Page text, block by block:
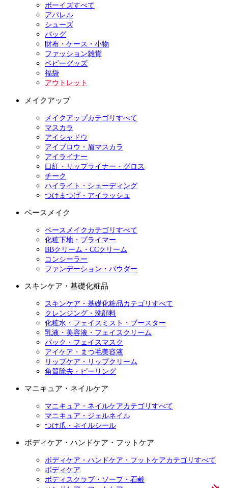
ボーイズすべて
アパレル
シューズ
バッグ
財布・ケース・小物
ファッション雑貨
ベビーグッズ
福袋
アウトレット
メイクアップ
メイクアップカテゴリすべて
マスカラ
アイシャドウ
アイブロウ・眉マスカラ
アイライナー
口紅・リップライナー・グロス
チーク
ハイライト・シェーディング
つけまつげ・アイラッシュ
ベースメイク
ベースメイクカテゴリすべて
化粧下地・プライマー
BBクリーム・CCクリーム
コンシーラー
ファンデーション・パウダー
スキンケア・基礎化粧品
スキンケア・基礎化粧品カテゴリすべて
クレンジング・洗顔料
化粧水・フェイスミスト・ブースター
乳液・美容液・フェイスクリーム
パック・フェイスマスク
アイケア・まつ毛美容液
リップケア・リップクリーム
角質除去・ピーリング
マニキュア・ネイルケア
マニキュア・ネイルケアカテゴリすべて
マニキュア・ジェルネイル
つけ爪・ネイルシール
ボディケア・ハンドケア・フットケア
ボディケア・ハンドケア・フットケアカテゴリすべて
ボディケア
ボディスクラブ・ソープ・石鹸